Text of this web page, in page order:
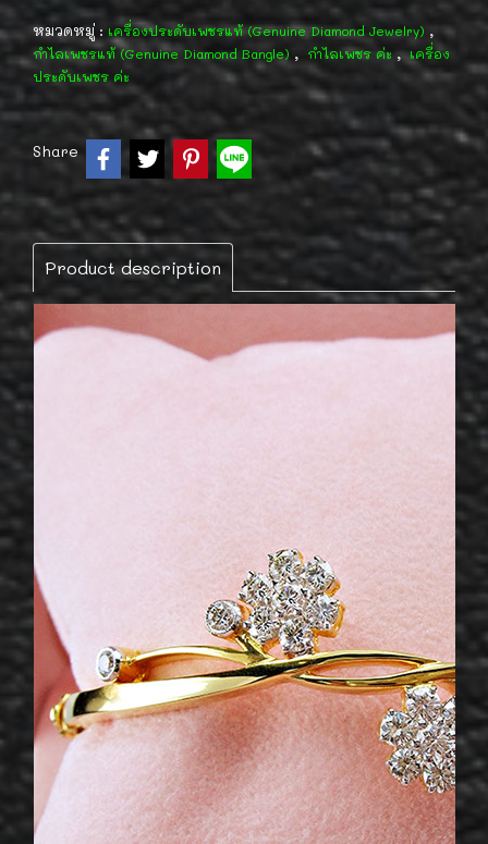
หมวดหมู่ : เครื่องประดับเพชรแท้ (Genuine Diamond Jewelry) ,
กำไลเพชรแท้ (Genuine Diamond Bangle) , กำไลเพชร ค่ะ , เครื่อง
ประดับเพชร ค่ะ
Share
Product description